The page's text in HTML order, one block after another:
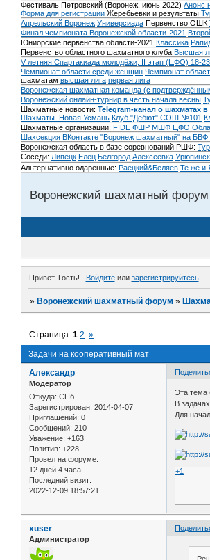
Фестиваль Петровский (Воронеж, июнь 2022) Анонс
Форма для регистрации Жеребьевки и результаты
Апрельский Воронеж Универсиада Первенство ОШК
Финал чемпионата Воронежской области-2021
Юниорские первенства области-2021 Классика
Первенство областного шахматного клуба Высшая
V летняя Спартакиада молодёжи, II этап (ЦФО) 18-23
Чемпионат области среди женщин Чемпионат
шахматам высшая лига первая лига
Воронежская шахматная команда (с
Воронежский онлайн-турнир в честь начала весны
Шахматные новости: Telegram-канал о шахматах
Шахматы. Новая Усмань Клуб "Дебют" СОШ №101
Шахматные организации: FIDE ФШР МШФ ЦФО
Шахсекция ВКонтакте "Воронеж шахматный" на БВФ
Воронежская область в базе соревнований РШФ:
Соседи: Липецк Елец Белгород Алексеевка Урюпинск
Альтернативно одаренные: Раецкий&Беляев Те же и
Воронежский шахматный форум
Привет, Гость! Войдитеили зарегистрируйтесь.
»Воронежский шахматный форум »
Задачи на кооперативный мат
Страница:1 2 »
Александр
Модератор
Откуда: СПб
Зарегистрирован: 2014-04-07
Приглашений: 0
Сообщений: 210
Уважение: +163
Позитив: +228
Провел на форуме:
12 дней 4 часа
Последний визит:
2022-12-09 18:57:21
Эта тема
В
Для
+1
xuser
Администратор